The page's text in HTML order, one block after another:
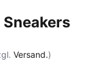
Versand.)